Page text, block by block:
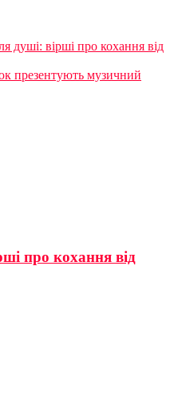
душі: вірші про кохання від
презентують музичний
про кохання від